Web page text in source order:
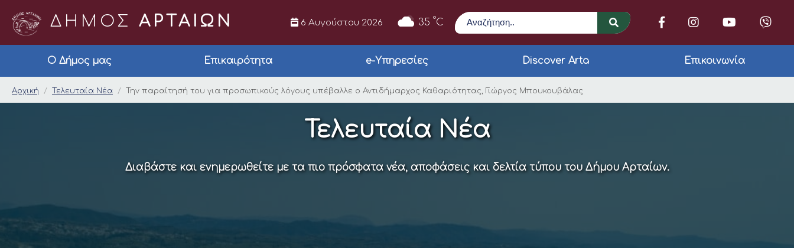
ΔΗΜΟΣ ΑΡΤΑΙΩΝ 6 Αυγούστου 2026 35 °C
Αναζήτηση
Ο Δήμος μας Επικαιρότητα e-Υπηρεσίες Discover Arta Επικοινωνία
Την παραίτησή του για προσωπικούς λόγους υπέβαλλε ο
Αρχική Τελευταία Νέα Την παραίτησή του για προσωπικούς λόγους υπέβαλλε ο Αντιδήμαρχος Καθαριότητας, Γιώργος Μπουκουβάλας
Τελευταία Νέα
Διαβάστε και ενημερωθείτε με τα πιο πρόσφατα νέα, αποφάσεις και δελτία τύπου του Δήμου Αρταίων.